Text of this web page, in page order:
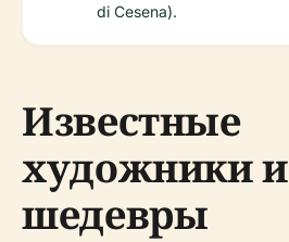
di Cesena).
Известные
художники и
шедевры